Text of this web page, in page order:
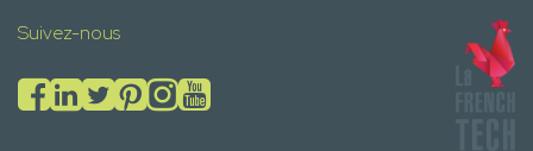
Suivez-nous